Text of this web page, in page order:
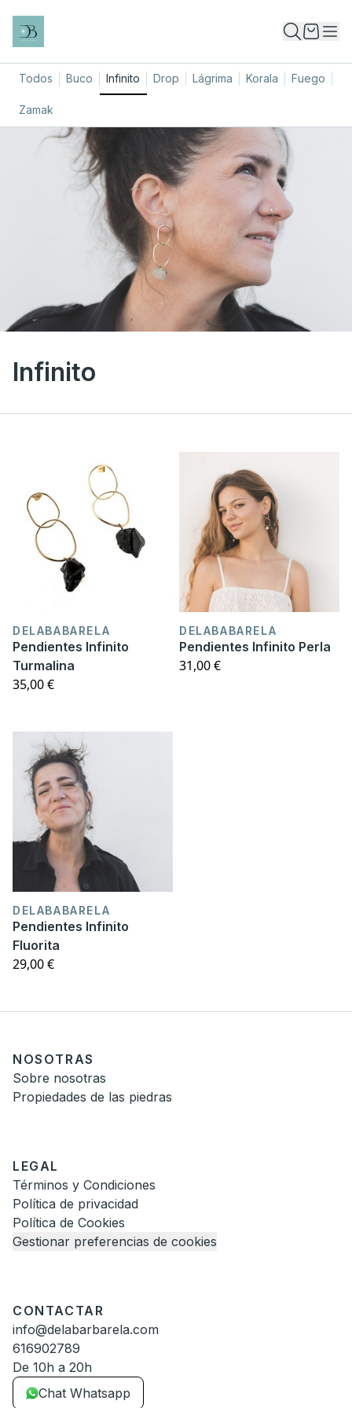
Todos Buco Infinito Drop Lágrima Korala Fuego
Zamak
Infinito
DELABABARELA
Pendientes Infinito
Turmalina
35,00 €
DELABABARELA
Pendientes Infinito Perla
31,00 €
DELABABARELA
Pendientes Infinito
Fluorita
29,00 €
NOSOTRAS
Sobre nosotras
Propiedades de las piedras
LEGAL
Términos y Condiciones
Política de privacidad
Política de Cookies
Gestionar preferencias de cookies
CONTACTAR
info@delabarbarela.com
616902789
De 10h a 20h
Chat Whatsapp